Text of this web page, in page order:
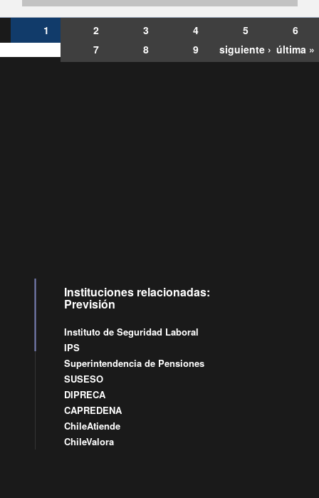
1 2 3 4 5
6
7
8 9 siguiente › última »
Instituciones relacionadas:
Previsión
Instituto de Seguridad Laboral
IPS
Superintendencia de Pensiones
SUSESO
DIPRECA
CAPREDENA
ChileAtiende
ChileValora